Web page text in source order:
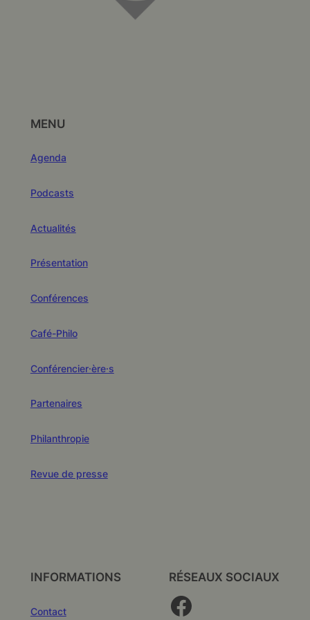
MENU
Agenda
Podcasts
Actualités
Présentation
Conférences
Café-Philo
Conférencier·ère·s
Partenaires
Philanthropie
Revue de presse
INFORMATIONS
Contact
RÉSEAUX SOCIAUX
Facebook